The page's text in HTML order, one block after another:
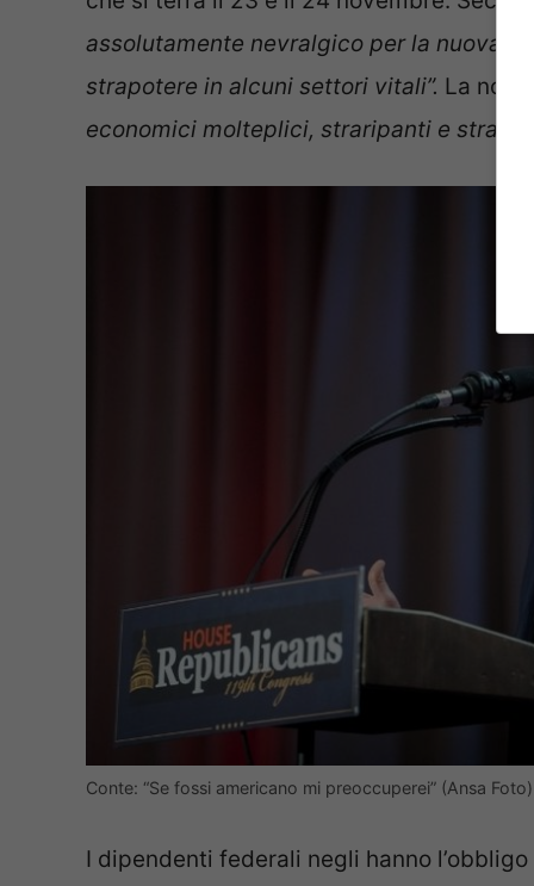
assolutamente nevralgico per la nuova
strapotere in alcuni settori vitali”. La
economici molteplici, straripanti e
Conte: “Se fossi americano mi preoccuperei” (Ansa
I dipendenti federali negli hanno